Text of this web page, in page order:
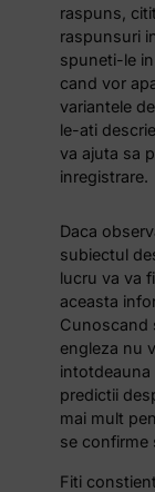
raspuns,
raspunsuri
spuneti-le
cand vor
variantele
le-ati
va ajuta sa
inregistrare.
Daca
subiectul
lucru va va
aceasta
Cunoscand
engleza nu
intotdeauna
predictii
mai mult
se confirme
Fiti